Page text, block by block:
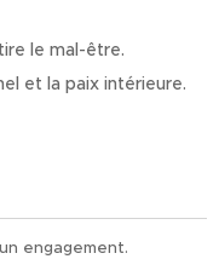
le mal-être.
et la paix intérieure.
engagement.